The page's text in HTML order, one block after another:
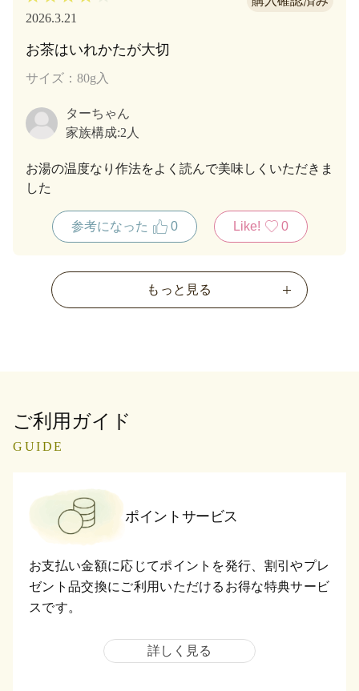
2026.3.21
お茶はいれかたが大切
サイズ：80g入
ターちゃん
家族構成:2人
お湯の温度なり作法をよく読んで美味しくいただきま
した
参考になった 0 Like! 0
もっと見る
ご利用ガイド
GUIDE
ポイントサービス
お支払い金額に応じてポイントを発行、割引やプレ
ゼント品交換にご利用いただけるお得な特典サービ
スです。
詳しく見る